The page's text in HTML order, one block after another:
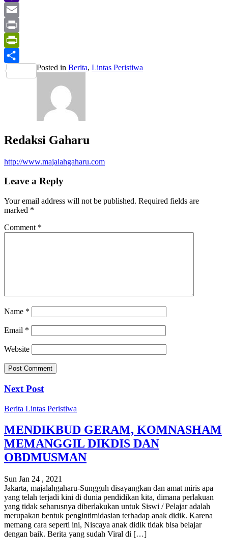
Yahoo
Mail
Email
Print
PrintFriendly
Share
Posted in Berita, Lintas Peristiwa
Redaksi Gaharu
http://www.majalahgaharu.com
Leave a Reply
Your email address will not be published. Required fields are
marked *
Comment *
Name *
Email *
Website
Next Post
Berita Lintas Peristiwa
MENDIKBUD GERAM, KOMNASHAM
MEMANGGIL DIKDIS DAN
OBDMUSMAN
Sun Jan 24 , 2021
Jakarta, majalahgaharu-Sungguh disayangkan dan amat miris apa
yang telah terjadi kini di dunia pendidikan kita, dimana perlakuan
yang tidak seharusnya diberlakukan untuk Siswi / Pelajar adalah
merupakan bentuk pengintimidasian terhadap anak didik. Karena
memang cara seperti ini, Niscaya anak didik tidak bisa belajar
dengan baik. Berita yang sudah Viral di […]